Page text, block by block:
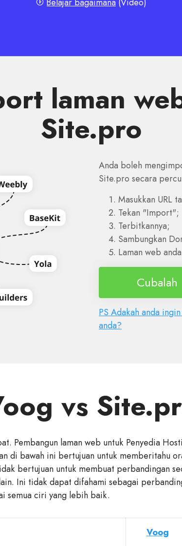
laman
Site.pro
Anda boleh
Site.pro secara
Masukkan URL
Tekan "Import";
Terbitkannya;
Sambungkan
Laman web
Cubalah
PS Adakah anda
anda?
vs
Pembangun laman web untuk Penyedia
di bawah ini bertujuan untuk memberitahu
bertujuan untuk membuat perbandingan
Ini tidak dapat difahami sebagai
semua ciri yang lebih baik.
Voog